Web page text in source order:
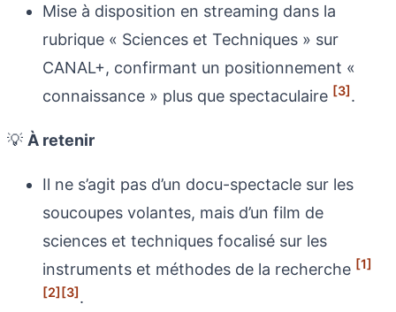
Mise à disposition en streaming dans la
rubrique « Sciences et Techniques » sur
CANAL+, confirmant un positionnement «
connaissance » plus que spectaculaire [3].
💡 À retenir
Il ne s’agit pas d’un docu-spectacle sur les
soucoupes volantes, mais d’un film de
sciences et techniques focalisé sur les
instruments et méthodes de la recherche [1]
[2][3].